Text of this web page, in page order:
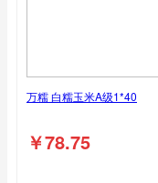
万糯 白糯玉米A级1*40
￥78.75